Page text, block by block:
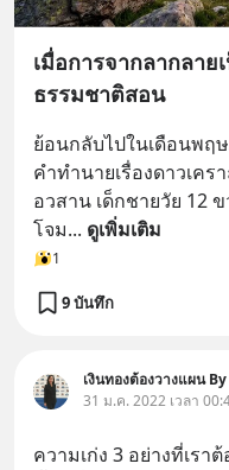
เมื่อการจากลากลาย
ธรรมชาติสอน
ย้อนกลับไปในเดือนพฤ
คำทำนายเรื่องดาวเคร
อวสาน เด็กชายวัย 12
โจม... ดูเพิ่มเติม
1
9 บันทึก
เงินทองต้องวางแผน
31 ม.ค. 2022 เวลา
ความเก่ง 3 อย่างที่เรา